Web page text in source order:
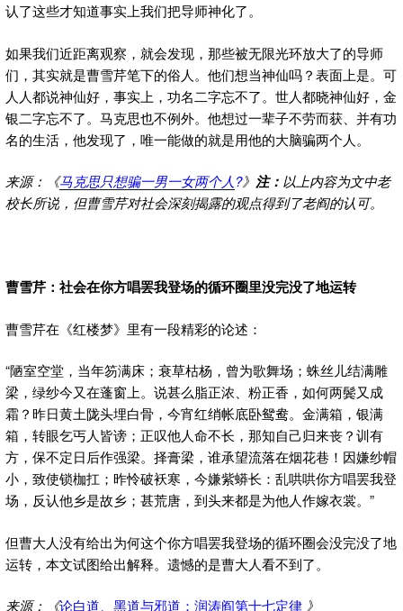
认了这些才知道事实上我们把导师神化了。
如果我们近距离观察，就会发现，那些被无限光环放大了的导师
们，其实就是曹雪芹笔下的俗人。他们想当神仙吗？表面上是。可
人人都说神仙好，事实上，功名二字忘不了。世人都晓神仙好，金
银二字忘不了。马克思也不例外。他想过一辈子不劳而获、并有功
名的生活，他发现了，唯一能做的就是用他的大脑骗两个人。
来源：《马克思只想骗一男一女两个人?》 注： 以上内容为文中老
校长所说，但曹雪芹对社会深刻揭露的观点得到了老阎的认可。
曹雪芹：社会在你方唱罢我登场的循环圈里没完没了地运转
曹雪芹在《红楼梦》里有一段精彩的论述：
“陋室空堂，当年笏满床；衰草枯杨，曾为歌舞场；蛛丝儿结满雕
梁，绿纱今又在蓬窗上。说甚么脂正浓、粉正香，如何两鬓又成
霜？昨日黄土陇头埋白骨，今宵红绡帐底卧鸳鸯。金满箱，银满
箱，转眼乞丐人皆谤；正叹他人命不长，那知自己归来丧？训有
方，保不定日后作强梁。择膏梁，谁承望流落在烟花巷！因嫌纱帽
小，致使锁枷扛；昨怜破袄寒，今嫌紫蟒长：乱哄哄你方唱罢我登
场，反认他乡是故乡；甚荒唐，到头来都是为他人作嫁衣裳。”
但曹大人没有给出为何这个你方唱罢我登场的循环圈会没完没了地
运转，本文试图给出解释。遗憾的是曹大人看不到了。
来源：《论白道、黑道与邪道：润涛阎第十七定律 》